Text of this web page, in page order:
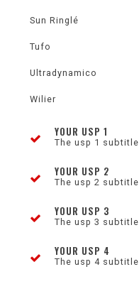
Sun Ringlé
Tufo
Ultradynamico
Wilier
YOUR USP 1
The usp 1 subtitle
YOUR USP 2
The usp 2 subtitle
YOUR USP 3
The usp 3 subtitle
YOUR USP 4
The usp 4 subtitle